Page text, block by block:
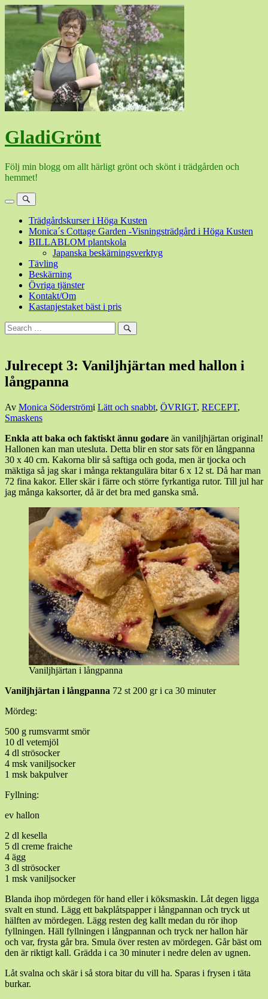
Hoppa
GladiGrönt
Följ min blogg om allt härligt grönt och skönt i trädgården och
hemmet!
MenySök
Trädgårdskurser i Höga Kusten
Monica´s Cottage Garden -Visningsträdgård i Höga Kusten
BILLABLOM plantskola
Japanska beskärningsverktyg
Tävling
Beskärning
Övriga tjänster
Kontakt/Om
Kastanjestaket bäst i pris
Sök
efter:
Sök
Julrecept 3: Vaniljhjärtan med hallon i
långpanna
Den
3
20214
december,
2021
Av Monica Söderströmi Lätt och snabbt, ÖVRIGT, RECEPT,
Smaskens
Enkla att baka och faktiskt ännu godare än vaniljhjärtan original!
Hallonen kan man utesluta. Detta blir en stor sats för en långpanna
30 x 40 cm. Kakorna blir så saftiga och goda, men är tjocka och
mäktiga så jag skar i många rektangulära bitar 6 x 12 st. Då har man
72 fina kakor. Eller skär i färre och större fyrkantiga rutor. Till jul har
jag många kaksorter, då är det bra med ganska små.
Vaniljhjärtan i långpanna
Vaniljhjärtan i långpanna 72 st 200 gr i ca 30 minuter
Mördeg:
500 g rumsvarmt smör
10 dl vetemjöl
4 dl strösocker
4 msk vaniljsocker
1 msk bakpulver
Fyllning:
ev hallon
2 dl kesella
5 dl creme fraiche
4 ägg
3 dl strösocker
1 msk vaniljsocker
Blanda ihop mördegen för hand eller i köksmaskin. Låt degen ligga
svalt en stund. Lägg ett bakplåtspapper i långpannan och tryck ut
hälften av mördegen. Lägg resten deg kallt medan du rör ihop
fyllningen. Häll fyllningen i långpannan och tryck ner hallon här
och var, frysta går bra. Smula över resten av mördegen. Går bäst om
den är riktigt kall. Grädda i ca 30 minuter i nedre delen av ugnen.
Låt svalna och skär i så stora bitar du vill ha. Sparas i frysen i täta
burkar.